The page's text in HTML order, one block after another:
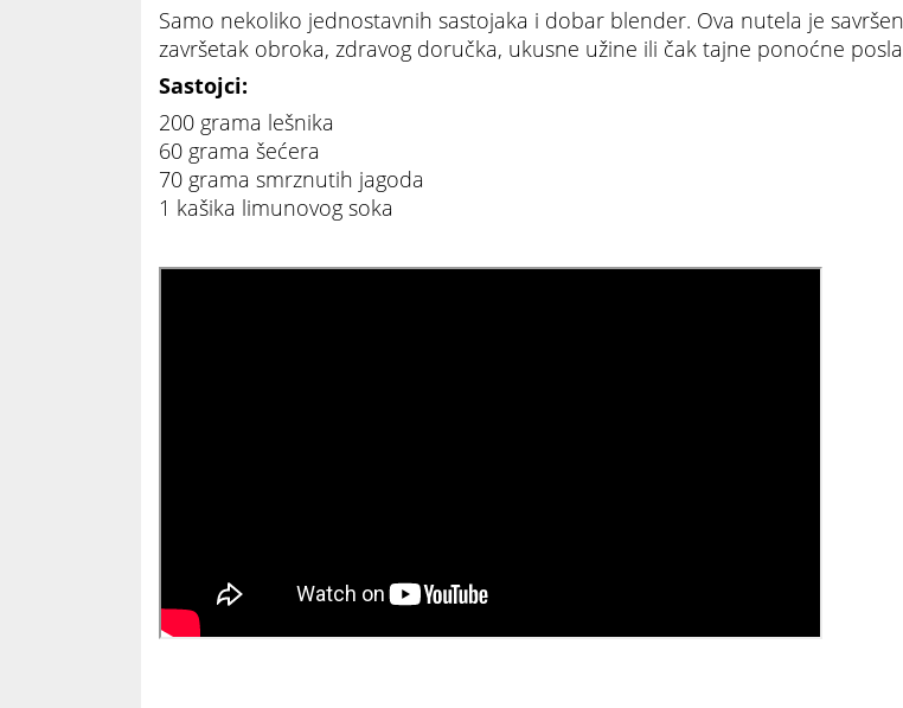
Samo nekoliko jednostavnih sastojaka i dobar blender. Ova nutela je savršen
završetak obroka, zdravog doručka, ukusne užine ili čak tajne ponoćne
Sastojci:
200 grama lešnika
60 grama šećera
70 grama smrznutih jagoda
1 kašika limunovog soka